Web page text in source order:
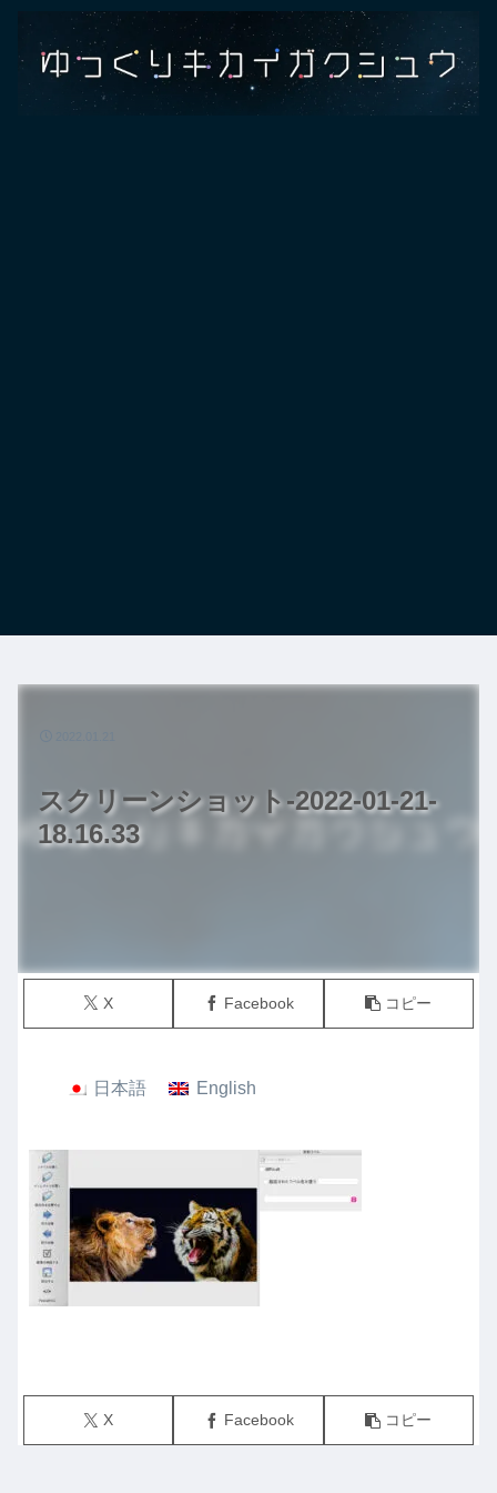
スクリーンショット-2022-01-21-
18.16.33
X Facebook コピー
日本語 English
X Facebook コピー